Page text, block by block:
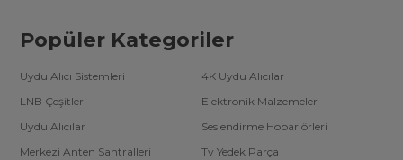
Popüler Kategoriler
Uydu Alıcı Sistemleri
4K Uydu Alıcılar
LNB Çeşitleri
Elektronik Malzemeler
Uydu Alıcılar
Seslendirme Hoparlörleri
Merkezi Anten Santralleri
Tv Yedek Parça